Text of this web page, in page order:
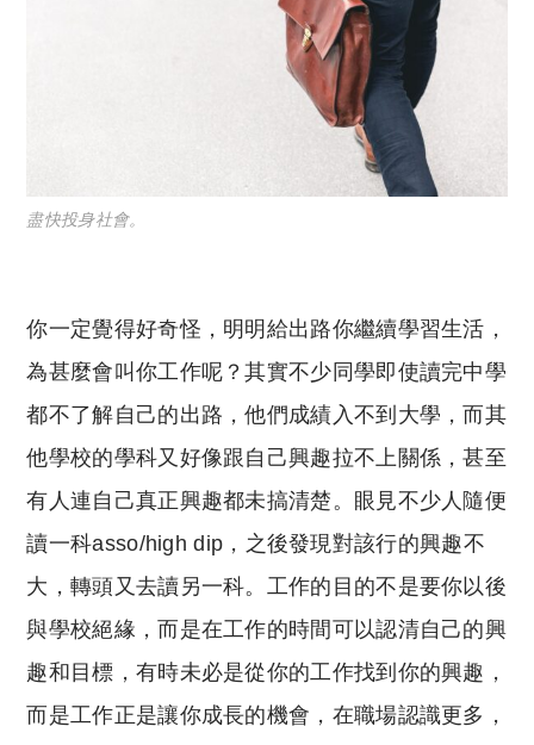
盡快投身社會。
你一定覺得好奇怪， 明明給出路你繼續學習生活，
為甚麼會叫你工作呢？其實不少同學即使讀完中學
都不了解自己的出路，他們成績入不到大學，而其
他學校的學科又好像跟自己興趣拉不上關係，甚至
有人連自己真正興趣都未搞清楚。
眼見不少人隨便
讀一科asso/high dip， 之後發現對該行的興趣不
大，轉頭又去讀另一科。 工作的目的不是要你以後
與學校絕緣，而是在工作的時間可以認清自己的興
趣和目標， 有時未必是從你的工作找到你的興趣，
而是工作正是讓你成長的機會， 在職場認識更多，